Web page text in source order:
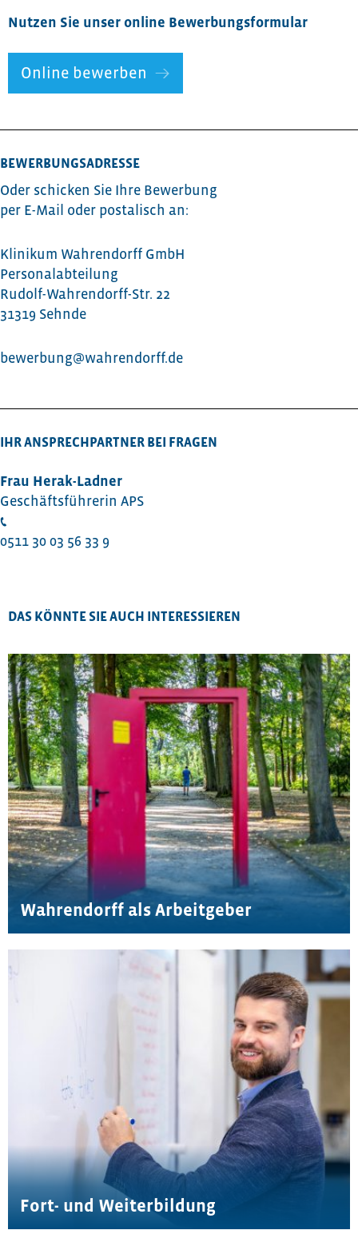
Nutzen Sie unser online Bewerbungsformular
Online bewerben
BEWERBUNGSADRESSE
Oder schicken Sie Ihre Bewerbung
per E-Mail oder postalisch an:
Klinikum Wahrendorff GmbH
Personalabteilung
Rudolf-Wahrendorff-Str. 22
31319 Sehnde
bewerbung@wahrendorff.de
IHR ANSPRECHPARTNER BEI FRAGEN
Frau Herak-Ladner
Geschäftsführerin APS
0511 30 03 56 33 9
DAS KÖNNTE SIE AUCH INTERESSIEREN
Wahrendorff als Arbeitgeber
Fort- und Weiterbildung